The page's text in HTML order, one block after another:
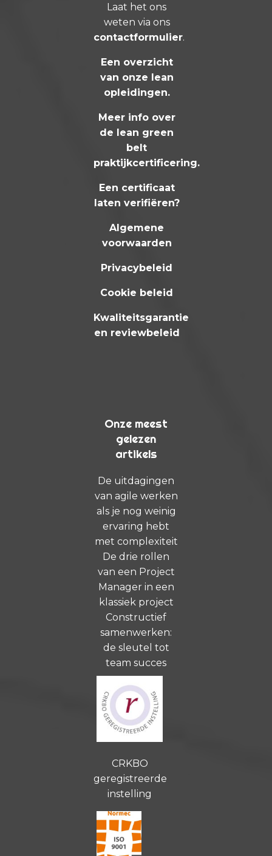
Laat het ons
weten via ons
contactformulier.
Een overzicht
van onze lean
opleidingen.
Meer info over
de lean green
belt
praktijkcertificering.
Een certificaat
laten verifiëren?
Algemene
voorwaarden
Privacybeleid
Cookie beleid
Kwaliteitsgarantie
en reviewbeleid
Onze meest
gelezen
artikels
De uitdagingen
van agile werken
als je nog weinig
ervaring hebt
met complexiteit
De drie rollen
van een Project
Manager in een
klassiek project
Constructief
samenwerken:
de sleutel tot
team succes
CRKBO
geregistreerde
instelling